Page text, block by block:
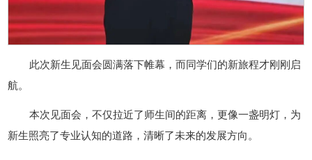
此次新生见面会圆满落下帷幕，而同学们的新旅程才刚刚启
航。
本次见面会，不仅拉近了师生间的距离，更像一盏明灯，为
新生照亮了专业认知的道路，清晰了未来的发展方向。